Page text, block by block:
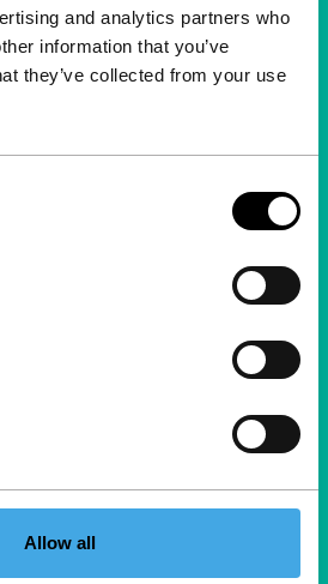
and analytics partners who
information that you’ve
they’ve collected from your use
Allow all